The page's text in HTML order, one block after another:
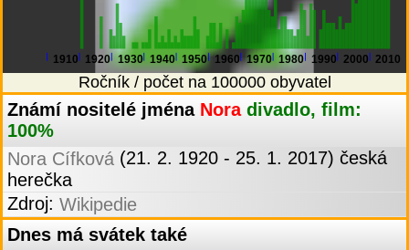
1910 1920 1930 1940 1950 1960 1970 1980 1990 2000 2010
Ročník / počet na 100000 obyvatel
Známí nositelé jména Nora divadlo, film:
100%
Nora Cífková (21. 2. 1920 - 25. 1. 2017) česká
herečka
Zdroj: Wikipedie
Dnes má svátek také